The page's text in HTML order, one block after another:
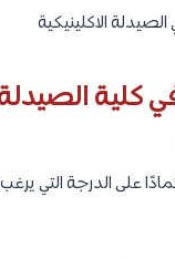
الاكلينيكية
كلية
على الدرجة التي